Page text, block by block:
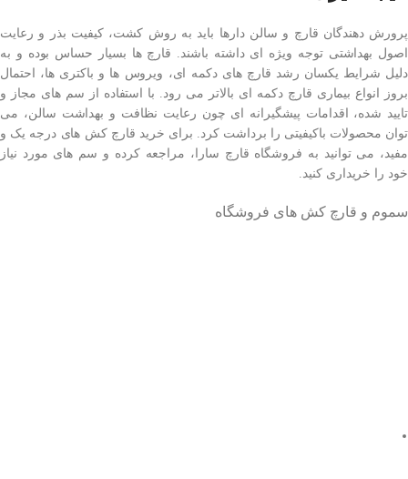
پرورش دهندگان قارچ و سالن دارها باید به روش کشت، کیفیت بذر و رعایت
اصول بهداشتی توجه ویژه ای داشته باشند. قارچ ها بسیار حساس بوده و به
دلیل شرایط یکسان رشد قارچ های دکمه ای، ویروس ها و باکتری ها، احتمال
بروز انواع بیماری قارچ دکمه ای بالاتر می رود. با استفاده از سم های مجاز و
تایید شده، اقدامات پیشگیرانه ای چون رعایت نظافت و بهداشت سالن، می
توان محصولات باکیفیتی را برداشت کرد. برای خرید قارچ کش های درجه یک و
مفید، می توانید به فروشگاه قارچ سارا، مراجعه کرده و سم های مورد نیاز
خود را خریداری کنید.
سموم و قارچ کش های فروشگاه